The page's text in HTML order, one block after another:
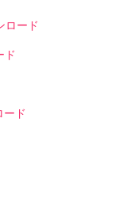
ロード
ド
ド